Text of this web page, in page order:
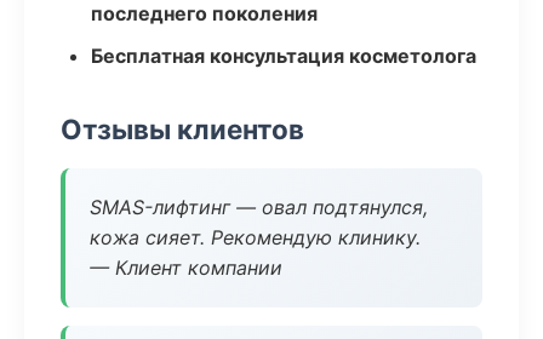
последнего поколения
Бесплатная консультация косметолога
Отзывы клиентов
SMAS-лифтинг — овал подтянулся,
кожа сияет. Рекомендую клинику.
— Клиент компании